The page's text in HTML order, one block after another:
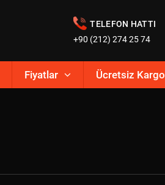
TELEFON HATTI
+90 (212) 274 25 74
Fiyatlar Ücretsiz Kargo